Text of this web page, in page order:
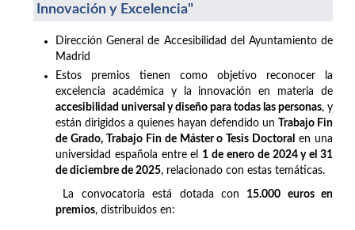
Innovación y Excelencia"
Dirección General de Accesibilidad del Ayuntamiento de
Madrid
Estos premios tienen como objetivo reconocer la
excelencia académica y la innovación en materia de
accesibilidad universal y diseño para todas las personas, y
están dirigidos a quienes hayan defendido un Trabajo Fin
de Grado, Trabajo Fin de Máster o Tesis Doctoral en una
universidad española entre el 1 de enero de 2024 y el 31
de diciembre de 2025, relacionado con estas temáticas.
La convocatoria está dotada con 15.000 euros en
premios, distribuidos en: